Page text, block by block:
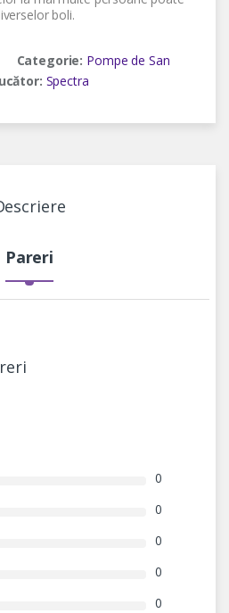
boli.
Categorie: Pompe de San
Spectra
Pareri
0
0
0
0
0